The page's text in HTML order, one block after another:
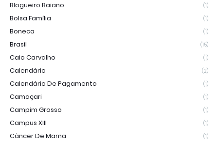
Blogueiro Baiano (1)
Bolsa Família (1)
Boneca (1)
Brasil (15)
Caio Carvalho (1)
Calendário (2)
Calendário De Pagamento (1)
Camaçari (1)
Campim Grosso (1)
Campus XIII (1)
Câncer De Mama (1)